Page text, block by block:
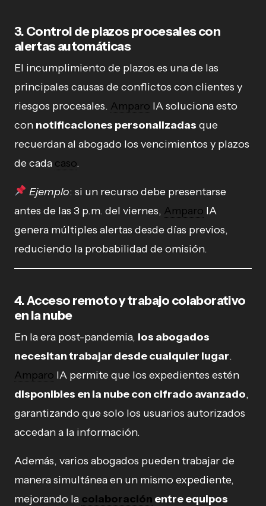
3. Control de plazos procesales con
alertas automáticas
El incumplimiento de plazos es una de las
principales causas de conflictos con clientes y
riesgos procesales. Amparo IA soluciona esto
con notificaciones personalizadas que
recuerdan al abogado los vencimientos y plazos
de cada caso.
Ejemplo: si un recurso debe presentarse
antes de las 3 p.m. del viernes, Amparo IA
genera múltiples alertas desde días previos,
reduciendo la probabilidad de omisión.
4. Acceso remoto y trabajo colaborativo
en la nube
En la era post-pandemia, los abogados
necesitan trabajar desde cualquier lugar.
Amparo IA permite que los expedientes estén
disponibles en la nube con cifrado avanzado,
garantizando que solo los usuarios autorizados
accedan a la información.
Además, varios abogados pueden trabajar de
manera simultánea en un mismo expediente,
mejorando la colaboración entre equipos